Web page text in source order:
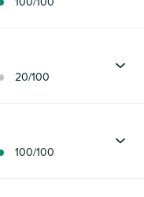
20/100
100/100